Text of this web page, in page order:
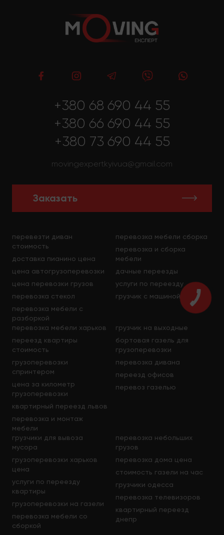
+380 68 690 44 55
+380 66 690 44 55
+380 73 690 44 55
movingexpertkyivua@gmail.com
Заказать
перевезти диван
стоимость
доставка пианино цена
цена автогрузоперевозки
цена перевозки грузов
перевозка стекол
перевозка мебели с
разборкой
перевозка мебели сборка
перевозка и сборка
мебели
дачные переезды
услуги по переезду
грузчик с машиной
перевозка мебели харьков
переезд квартиры
стоимость
грузоперевозки
спринтером
цена за километр
грузоперевозки
квартирный переезд львов
перевозка и монтаж
мебели
грузчик на выходные
бортовая газель для
грузоперевозки
перевозка дивана
переезд офисов
перевоз газелью
грузчики для вывоза
мусора
грузоперевозки харьков
цена
услуги по переезду
квартиры
грузоперевозки на газели
перевозка мебели со
сборкой
перевозка небольших
грузов
перевозка дома цена
стоимость газели на час
грузчики одесса
перевозка телевизоров
квартирный переезд
днепр